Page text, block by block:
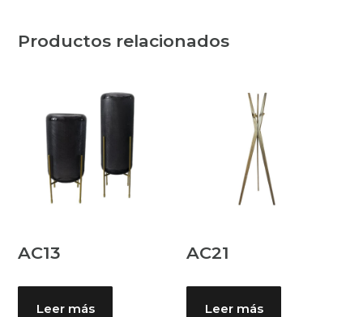
Productos relacionados
AC13
Leer más
AC21
Leer más